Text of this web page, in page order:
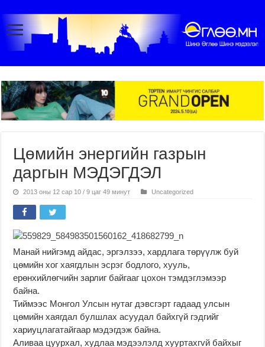
Цөмийн энергийн газрын
даргын МЭДЭГДЭЛ
2013 оны 12 сар 10 / 9 цаг 49 минут Uncategorized
Манай нийгэмд айдас, эргэлзээ, хардлага төрүүлж буй
цөмийн хог хаягдлын эсрэг бодлого, хууль,
ерөнхийлөгчийн зарлиг байгааг цохон тэмдэглэмээр
байна.
Тиймээс Монгол Улсын нутаг дэвсгэрт гадаад улсын
цөмийн хаягдал булшлах асуудал байхгүй гэдгийг
хариуцлагатайгаар мэдэгдэж байна.
Аливаа цуурхал, худлаа мэдээлэлд хууртахгvй байхыг